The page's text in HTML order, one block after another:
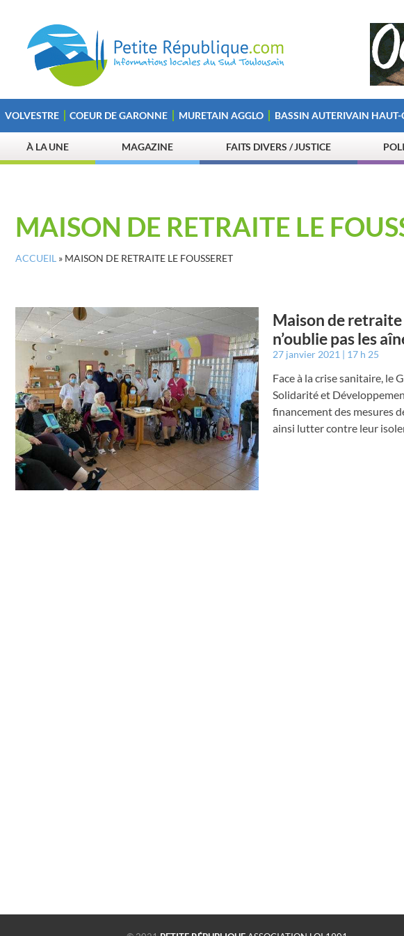
VOLVESTRE COEUR DE GARONNE MURETAIN AGGLO BASSIN AUTERIVAIN
À LA UNE MAGAZINE FAITS DIVERS / JUSTICE
MAISON DE RETRAITE LE
ACCUEIL » MAISON DE RETRAITE LE FOUSSERET
Maison de
n’oublie pas les
27 janvier 2021 17 h 25
Face à la crise sanitaire,
Solidarité et
financement des mesures
ainsi lutter contre leur